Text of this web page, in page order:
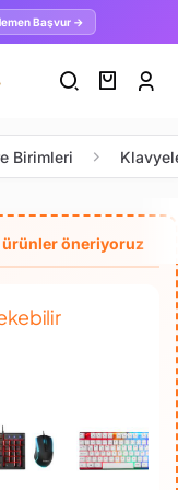
Başvur →
Birimleri